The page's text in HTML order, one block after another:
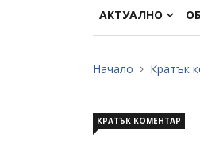
АКТУАЛНО
Начало Кратък
КРАТЪК КОМЕНТАР